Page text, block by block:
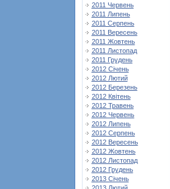
2011 Червень
2011 Липень
2011 Серпень
2011 Вересень
2011 Жовтень
2011 Листопад
2011 Грудень
2012 Січень
2012 Лютий
2012 Березень
2012 Квітень
2012 Травень
2012 Червень
2012 Липень
2012 Серпень
2012 Вересень
2012 Жовтень
2012 Листопад
2012 Грудень
2013 Січень